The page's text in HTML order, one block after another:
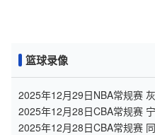
篮球录像
2025年12月29日NBA常规赛
2025年12月28日CBA常规赛
2025年12月28日CBA常规赛